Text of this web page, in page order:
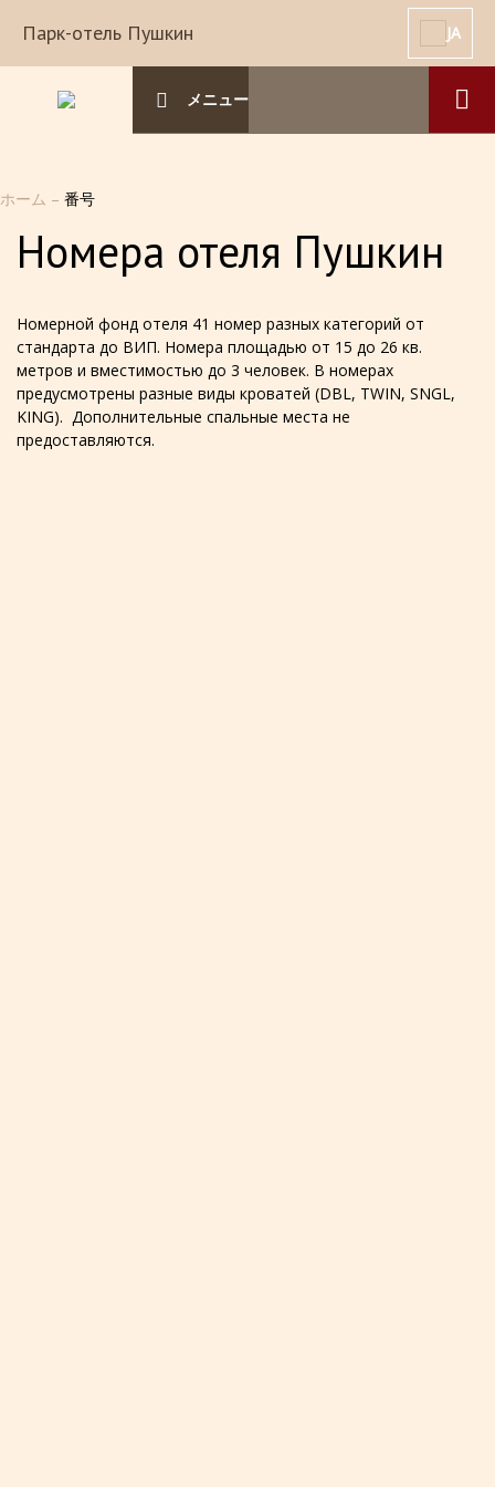
Парк-отель Пушкин JA
メニュー
ホーム – 番号
Номера отеля Пушкин
Номерной фонд отеля 41 номер разных категорий от
стандарта до ВИП. Номера площадью от 15 до 26 кв.
метров и вместимостью до 3 человек. В номерах
предусмотрены разные виды кроватей (DBL, TWIN, SNGL,
KING). Дополнительные спальные места не
предоставляются.